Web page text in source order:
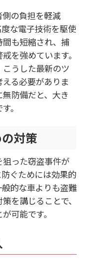
の負担を軽減
な電子技術を駆使
も短縮され、捕
を強めています。
うした最新のツ
る必要がありま
防備だと、大き
。
対策
った窃盗事件が
ぐためには効果的
的な車よりも盗難
を講じることで、
可能です。